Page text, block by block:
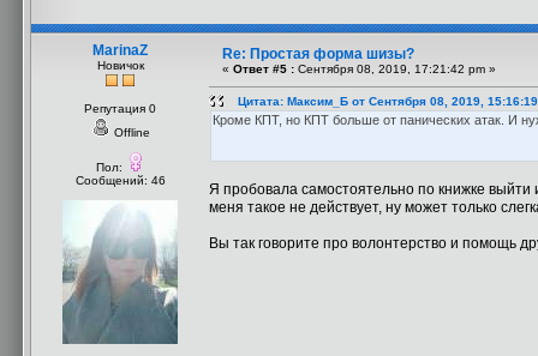
MarinaZ
Новичок
Репутация 0
Offline
Пол:
Сообщений: 46
Re: Простая форма шизы?
« Ответ #5 : Сентября 08, 2019, 17:21:42 pm »
Цитата: Максим_Б от Сентября 08, 2019,
Кроме КПТ, но КПТ больше от панических атак. И
Я пробовала самостоятельно по книжке
меня такое не действует, ну может только
Вы так говорите про волонтерство и помощь